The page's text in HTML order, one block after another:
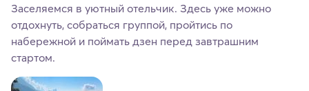
Заселяемся в уютный отельчик. Здесь уже можно
отдохнуть, собраться группой, пройтись по
набережной и поймать дзен перед завтрашним
стартом.